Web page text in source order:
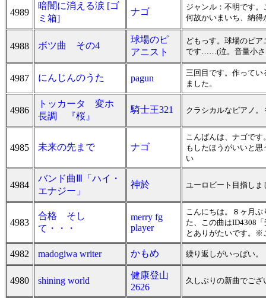
4989
暗闇に消える涙 [ゴ
ミ箱]
ナゴ
ジャンル：不明です
何故かいまいち、納
4988 ボツ曲 その4
球場のピ
アニスト
どもっす。球場のピ
です……(泣。音量小さ
4987 にんじんのうた pagun
三回目です。作って
ました。
4986
トッカータ 変ホ
長調 『桜』
騎士王321 クラシカルなピアノ
4985 未来の先まで ナゴ
こんばんは、ナゴで
もしたほうがいいと
い
4984
バンド曲Ⅲ「ハイ・
エナジー」
神於 ユーロビート目指し
4983
合格 そし
て・・・
merry fg
player
こんにちは。８ヶ月
た、この曲はID4308
とありがたいです。※
4982 madogiwa writer かもめ 繰り返しがいっぱい。
4980 shining world
健康登山
2626
久しぶりの新曲でご